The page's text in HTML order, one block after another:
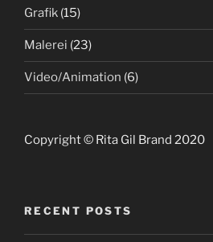
Grafik (15)
Malerei (23)
Video/Animation (6)
Copyright © Rita Gil Brand 2020
RECENT POSTS